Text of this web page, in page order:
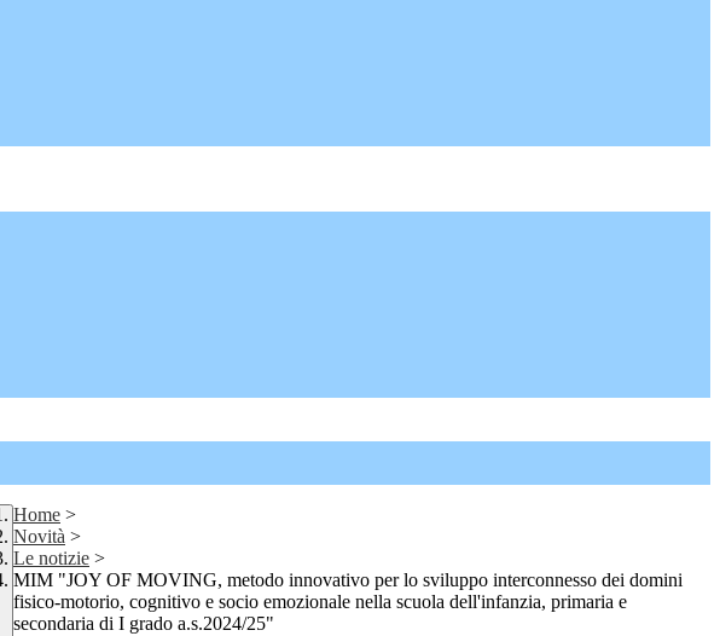
Home >
Novità >
Le notizie >
MIM "JOY OF MOVING, metodo innovativo per lo sviluppo interconnesso dei domini
fisico-motorio, cognitivo e socio emozionale nella scuola dell'infanzia, primaria e
secondaria di I grado a.s.2024/25"